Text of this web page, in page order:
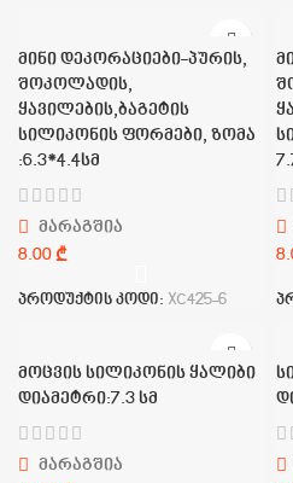
მინი დეკორაციები-პურის,
შოკოლადის,
ყავილების,ბაგეტის
სილიკონის ფორმები, ზომა
:6.3*4.4სმ
მარაგშია
₾
პროდუქტის კოდი: XC425-6
მოცვის სილიკონის ყალიბი
დიამეტრი:7.3 სმ
მარაგშია